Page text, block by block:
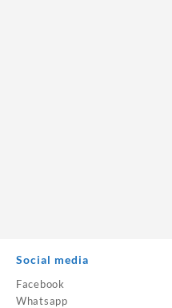
Social media
Facebook
Whatsapp